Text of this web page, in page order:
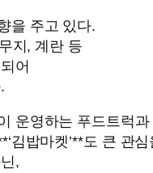
을 주고 있다.
지, 계란 등
어
운영하는 푸드트럭과
김밥마켓’**도 큰 관
,